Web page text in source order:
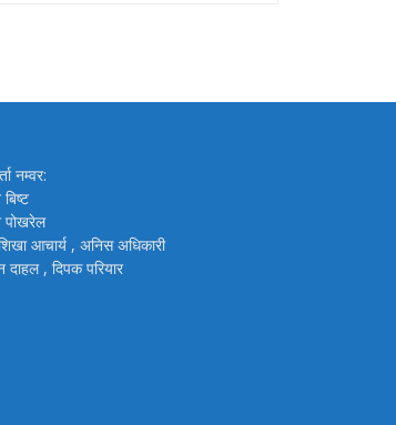
नम्वर:
पोखरेल
आचार्य , अनिस अधिकारी
दाहल , दिपक परियार